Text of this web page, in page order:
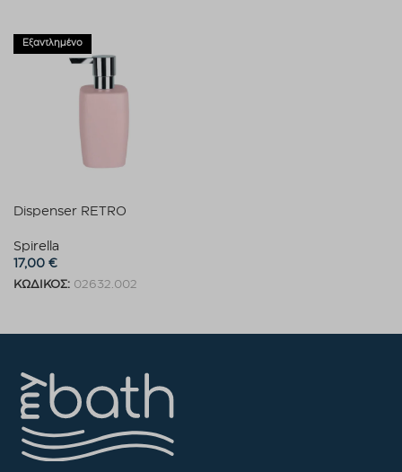
Εξαντλημένο
Dispenser RETRO
Spirella
17,00 €
ΚΩΔΙΚΟΣ: 02632.002